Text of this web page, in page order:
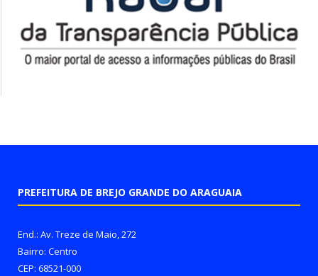
PREFEITURA DE BREJO GRANDE DO ARAGUAIA
End.: Av. Treze de Maio, 272
Bairro: Centro
CEP: 68521-000